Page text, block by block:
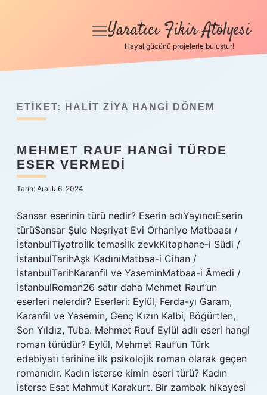
Anasayfa
Yasal Uyarı
Hakkımızda
menüyü
Yaratıcı Fikir Atölyesi
Hayal gücünü projelerle buluştur!
ETIKET: HALIT ZIYA HANGI DÖNEM
MEHMET RAUF HANGI TÜRDE
ESER VERMEDI
Tarih: Aralık 6, 2024
Sansar eserinin türü nedir? Eserin adıYayıncıEserin
türüSansar Şule Neşriyat Evi Orhaniye Matbaası /
İstanbulTiyatroİlk temasİlk zevkKitaphane-i Sûdi /
İstanbulTarihAşk KadınıMatbaa-i Cihan /
İstanbulTarihKaranfil ve YaseminMatbaa-i Âmedi /
İstanbulRoman26 satır daha Mehmet Rauf’un
eserleri nelerdir? Eserleri: Eylül, Ferda-yı Garam,
Karanfil ve Yasemin, Genç Kızın Kalbi, Böğürtlen,
Son Yıldız, Tuba. Mehmet Rauf Eylül adlı eseri hangi
roman türüdür? Eylül, Mehmet Rauf’un Türk
edebiyatı tarihine ilk psikolojik roman olarak geçen
romanıdır. Kadın isterse kimin eseri türü? Kadın
isterse Esat Mahmut Karakurt. Bir zambak hikayesi